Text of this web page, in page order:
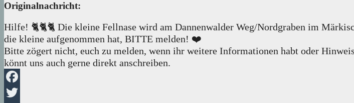
Originalnachricht:
Hilfe! 🐈🐈🐈 Die kleine Fellnase wird am Dannenwalder Weg/Nordgraben im
die kleine aufgenommen hat, BITTE melden! ❤️
Bitte zögert nicht, euch zu melden, wenn ihr weitere Informationen habt oder
könnt uns auch gerne direkt anschreiben.
Facebook